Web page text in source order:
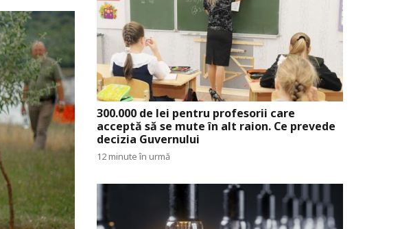
300.000 de lei pentru profesorii care
acceptă să se mute în alt raion. Ce prevede
decizia Guvernului
12 minute în urmă